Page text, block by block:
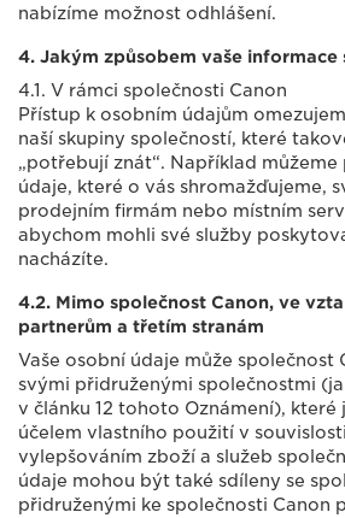
nabízíme možnost odhlášení.
4. Jakým způsobem vaše informace
4.1. V rámci společnosti Canon
Přístup k osobním údajům
naší skupiny společností, které
„potřebují znát“. Například
údaje, které o vás shromažďujeme,
prodejním firmám nebo místním
abychom mohli své služby
nacházíte.
4.2. Mimo společnost Canon, ve
partnerům a třetím stranám
Vaše osobní údaje může společnost
svými přidruženými společnostmi
v článku 12 tohoto Oznámení), které
účelem vlastního použití v
vylepšováním zboží a služeb
údaje mohou být také sdíleny se
přidruženými ke společnosti Canon